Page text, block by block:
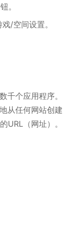
。
/空间设置。
千个应用程序。
从任何网站创建
URL（网址）。